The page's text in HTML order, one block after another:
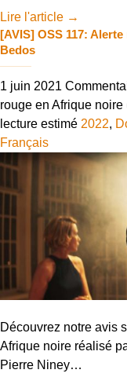
Lire l'article →
[AVIS] OSS 117:
Bedos
1 juin 2021
rouge en Afrique
lecture estimé 2022,
Français
Découvrez notre avis
Afrique noire réalisé
Pierre Niney…